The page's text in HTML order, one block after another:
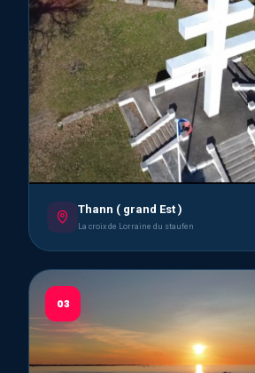
Thann ( grand Est )
La croix de Lorraine du staufen
03